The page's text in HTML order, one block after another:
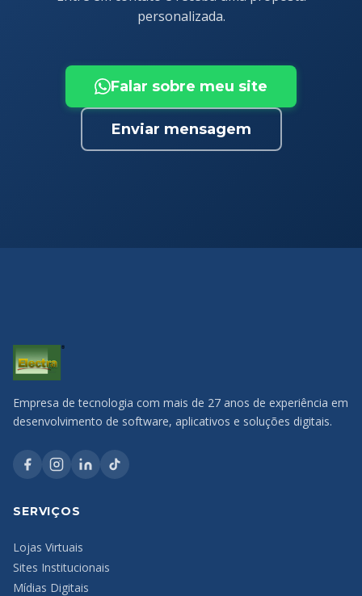
personalizada.
Falar sobre meu site
Enviar mensagem
Empresa de tecnologia com mais de 27 anos de experiência em
desenvolvimento de software, aplicativos e soluções digitais.
SERVIÇOS
Lojas Virtuais
Sites Institucionais
Mídias Digitais